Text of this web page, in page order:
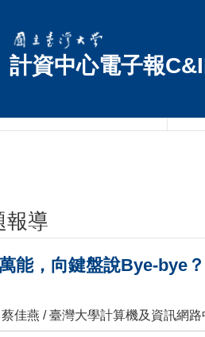
計資中心電子報
報導
能，向鍵盤說Bye-bye？
佳燕 / 臺灣大學計算機及資訊網